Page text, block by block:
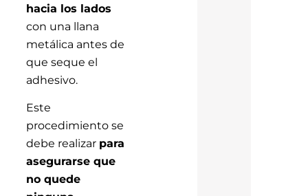
hacia los lados
con una llana
metálica antes de
que seque el
adhesivo.
Este
procedimiento se
debe realizar para
asegurarse que
no quede